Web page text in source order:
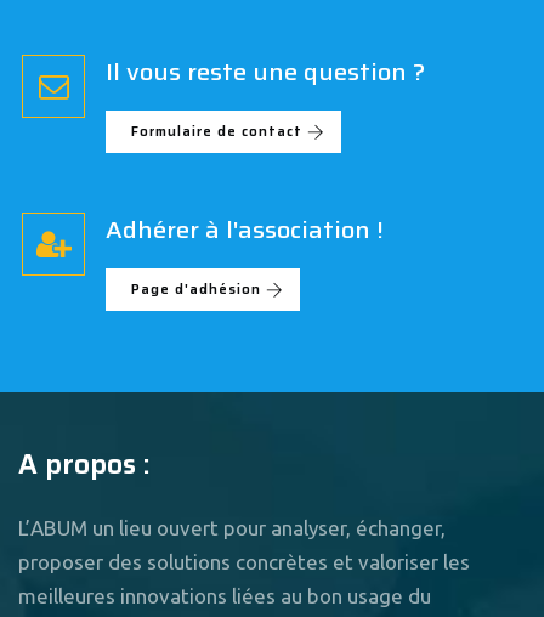
Il vous reste une question ?
Formulaire de contact
Adhérer à l'association !
Page d'adhésion
A propos :
L’ABUM un lieu ouvert pour analyser, échanger,
proposer des solutions concrètes et valoriser les
meilleures innovations liées au bon usage du